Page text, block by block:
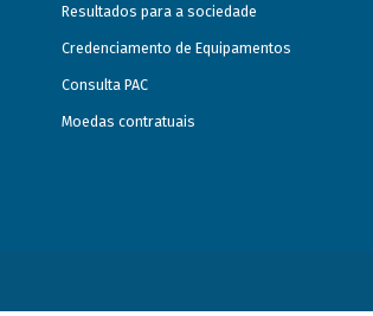
Resultados para a sociedade
Credenciamento de Equipamentos
Consulta PAC
Moedas contratuais